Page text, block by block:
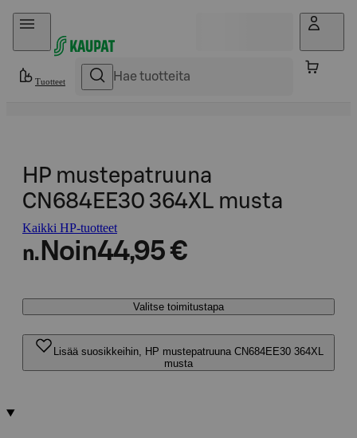
Hyppää sisältöön
Tuotteet
HP mustepatruuna
CN684EE30 364XL musta
Kaikki HP-tuotteet
n. Noin44,95 €
Valitse toimitustapa
Lisää suosikkeihin, HP mustepatruuna CN684EE30 364XL
musta